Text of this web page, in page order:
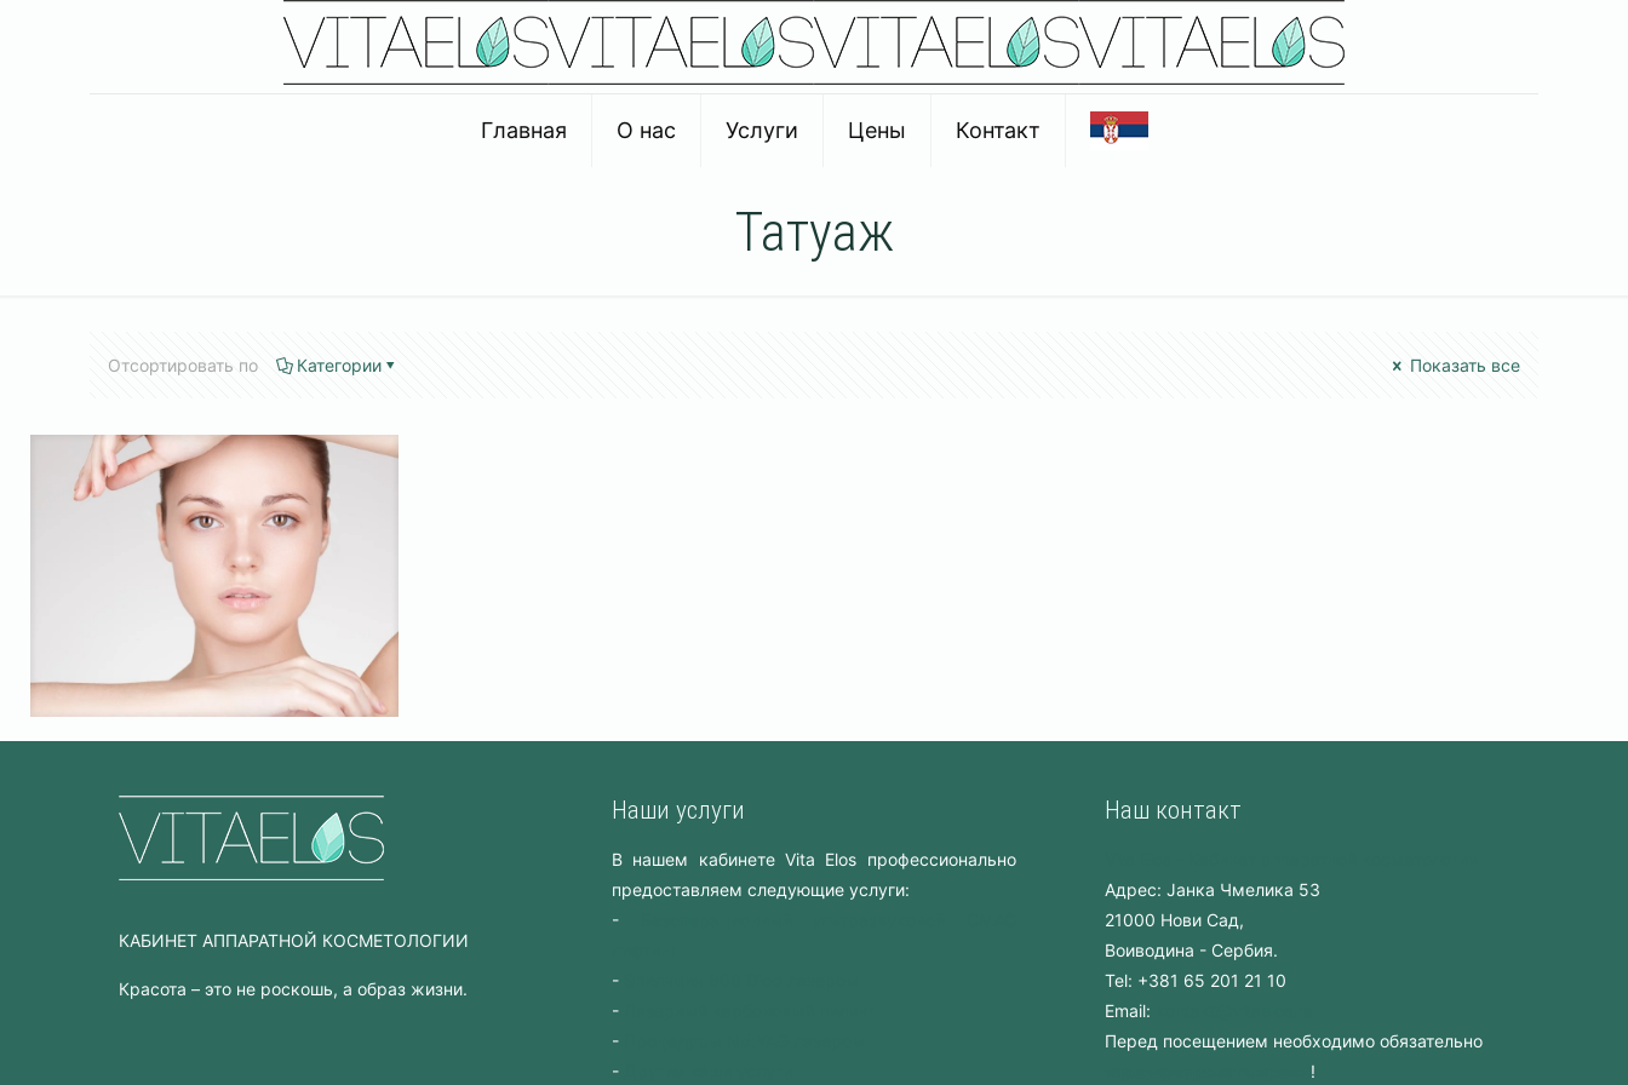
Главная О нас Услуги Цены Контакт
Татуаж
Отсортировать по Категории Показать все
КАБИНЕТ АППАРАТНОЙ КОСМЕТОЛОГИИ
Красота – это не роскошь, а образ жизни.
Наши услуги
В нашем кабинете Vita Elos профессионально
предоставляем следующие услуги:
-
-
-
-
-
Наш контакт
Адрес: Jанка Чмелика 53
21000 Нови Сад,
Воиводина - Сербия.
Tel: +381 65 201 21 10
Email:
Перед посещением необходимо обязательно
!